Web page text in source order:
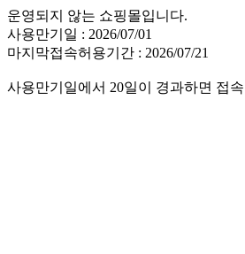
운영되지 않는 쇼핑몰입니다.
사용만기일 : 2026/07/01
마지막접속허용기간 : 2026/07/21
사용만기일에서 20일이 경과하면 접